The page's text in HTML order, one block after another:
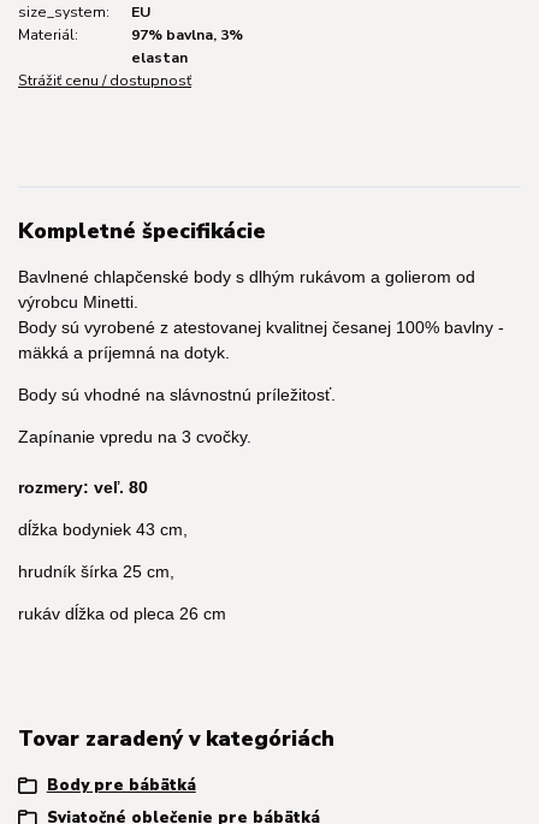
size_system:
EU
Materiál:
97% bavlna, 3%
elastan
Strážiť cenu / dostupnosť
Kompletné špecifikácie
Bavlnené chlapčenské body s dlhým rukávom a golierom od
výrobcu Minetti.
Body sú vyrobené z atestovanej kvalitnej česanej 100% bavlny -
mäkká a príjemná na dotyk.
Body sú vhodné na slávnostnú príležitosť.
Zapínanie vpredu na 3 cvočky.
rozmery: veľ. 80
dĺžka bodyniek 43 cm,
hrudník šírka 25 cm,
rukáv dĺžka od pleca 26 cm
Tovar zaradený v kategóriách
Body pre bábätká
Sviatočné oblečenie pre bábätká